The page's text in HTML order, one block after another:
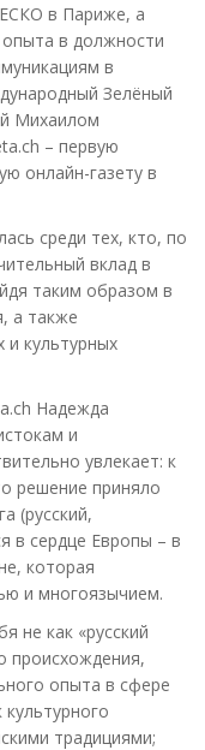
в Париже, а
в должности
в
Зелёный
Михаилом
– первую
онлайн-газету в
среди тех, кто, по
вклад в
таким образом в
а также
и культурных
Надежда
и
увлекает: к
решение приняло
(русский,
в сердце Европы – в
которая
и многоязычием.
не как «русский
происхождения,
опыта в сфере
традициями;